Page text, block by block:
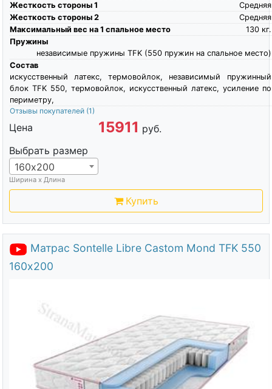
Жесткость стороны 1
Средняя
Жесткость стороны 2
Средняя
Максимальный вес на 1 спальное место
кг.
130
Пружины
независимые пружины TFK (550 пружин на спальное место)
Состав
искусственный латекс, термовойлок, независимый пружинный
блок TFK 550, термовойлок, искусственный латекс, усиление по
периметру,
Отзывы покупателей (1)
Цена 15911 руб.
Выбрать размер
160х200
Ширина х Длина
Купить
Матрас Sontelle Libre Castom Mond TFK 550
160х200